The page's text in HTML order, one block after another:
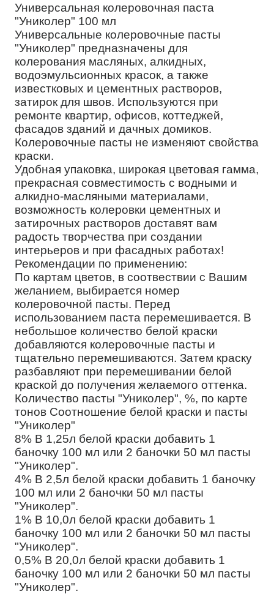
Универсальная колеровочная паста
"Униколер" 100 мл
Универсальные колеровочные пасты
"Униколер" предназначены для
колерования масляных, алкидных,
водоэмульсионных красок, а также
известковых и цементных растворов,
затирок для швов. Используются при
ремонте квартир, офисов, коттеджей,
фасадов зданий и дачных домиков.
Колеровочные пасты не изменяют свойства
краски.
Удобная упаковка, широкая цветовая гамма,
прекрасная совместимость с водными и
алкидно-масляными материалами,
возможность колеровки цементных и
затирочных растворов доставят вам
радость творчества при создании
интерьеров и при фасадных работах!
Рекомендации по применению:
По картам цветов, в соотвествии с Вашим
желанием, выбирается номер
колеровочной пасты. Перед
использованием паста перемешивается. В
небольшое количество белой краски
добавляются колеровочные пасты и
тщательно перемешиваются. Затем краску
разбавляют при перемешивании белой
краской до получения желаемого оттенка.
Количество пасты "Униколер", %, по карте
тонов Соотношение белой краски и пасты
"Униколер"
8% В 1,25л белой краски добавить 1
баночку 100 мл или 2 баночки 50 мл пасты
"Униколер".
4% В 2,5л белой краски добавить 1 баночку
100 мл или 2 баночки 50 мл пасты
"Униколер".
1% В 10,0л белой краски добавить 1
баночку 100 мл или 2 баночки 50 мл пасты
"Униколер".
0,5% В 20,0л белой краски добавить 1
баночку 100 мл или 2 баночки 50 мл пасты
"Униколер".